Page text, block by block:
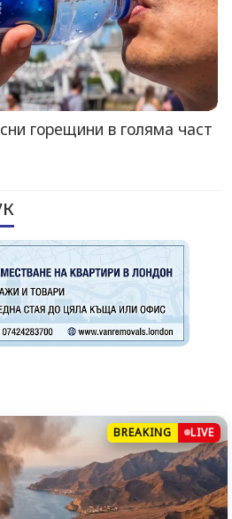
горещини в голяма част
BREAKING LIVE